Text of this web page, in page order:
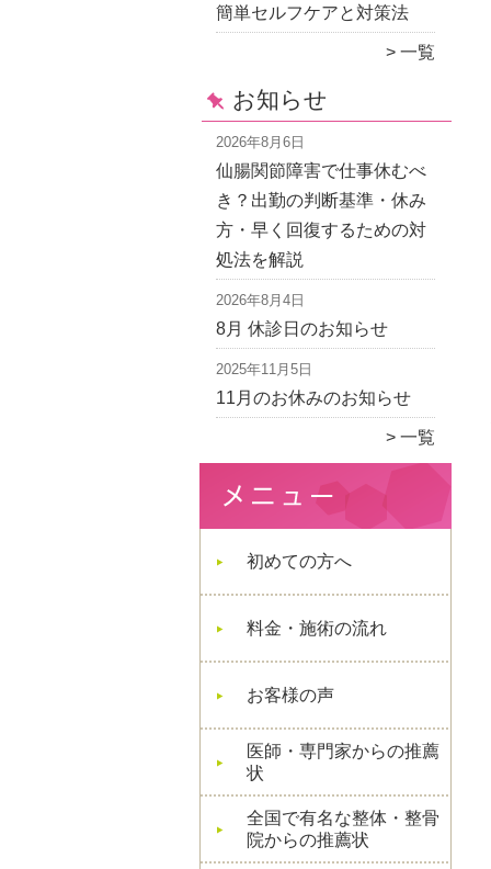
簡単セルフケアと対策法
一覧
お知らせ
2026年8月6日
仙腸関節障害で仕事休むべ
き？出勤の判断基準・休み
方・早く回復するための対
処法を解説
2026年8月4日
8月 休診日のお知らせ
2025年11月5日
11月のお休みのお知らせ
一覧
初めての方へ
料金・施術の流れ
お客様の声
医師・専門家からの推薦
状
全国で有名な整体・整骨
院からの推薦状